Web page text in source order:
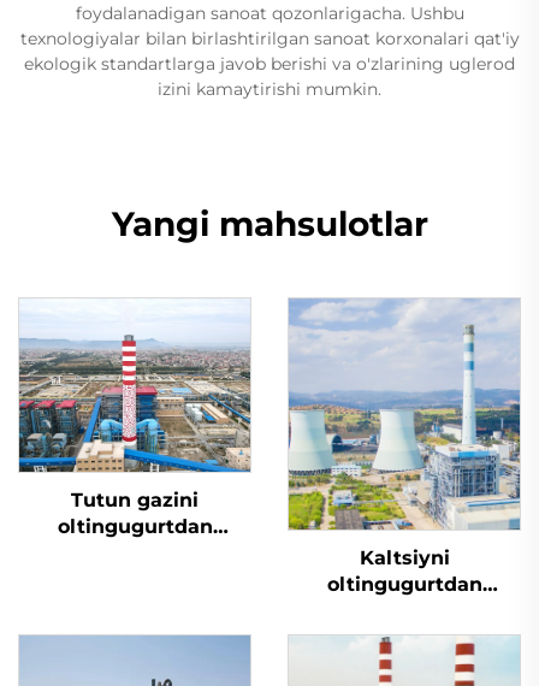
foydalanadigan sanoat qozonlarigacha. Ushbu
texnologiyalar bilan birlashtirilgan sanoat korxonalari qat'iy
ekologik standartlarga javob berishi va o'zlarining uglerod
izini kamaytirishi mumkin.
Yangi mahsulotlar
Tutun gazini
oltingugurtdan
Kaltsiyni
oltingugurtdan